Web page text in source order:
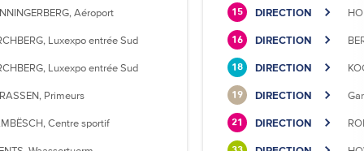
Aéroport
Luxexpo entrée Sud
Luxexpo entrée Sud
Primeurs
Centre sportif
15 DIRECTION
16 DIRECTION
18 DIRECTION
19 DIRECTION
21 DIRECTION